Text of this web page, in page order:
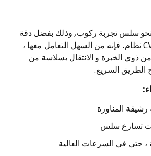
سلس تجربة ركوب, وذلك بفضل دقة
محرك 1.5 L يقترن CVT نظام. فإنه من السهل التعامل معها ،
ذوي الخبرة و الانتقال بسلاسة من
الطريق السريع.
رشيقة المناورة
تسارع سلس
، حتى في السرعات العالية